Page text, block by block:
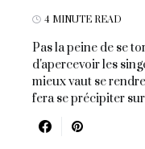
4 MINUTE READ
Pas la peine de se
d'apercevoir les
mieux vaut se
fera se précipiter